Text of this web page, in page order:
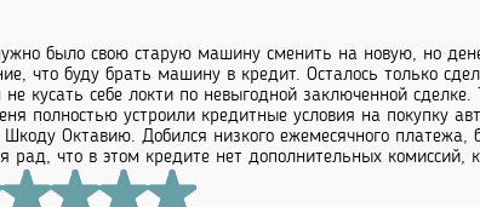
было свою старую машину сменить на новую, но
что буду брать машину в кредит. Осталось только
не кусать себе локти по невыгодной заключенной
полностью устроили кредитные условия на покупку
Шкоду Октавию. Добился низкого ежемесячного платежа,
рад, что в этом кредите нет дополнительных комиссий,